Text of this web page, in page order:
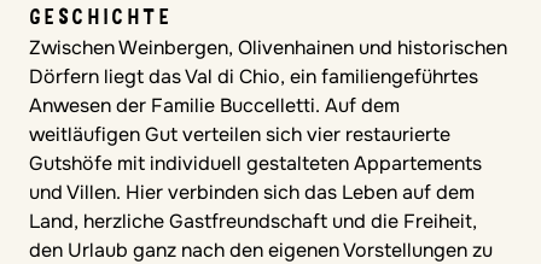
GESCHICHTE
Zwischen Weinbergen, Olivenhainen und historischen
Dörfern liegt das Val di Chio, ein familiengeführtes
Anwesen der Familie Buccelletti. Auf dem
weitläufigen Gut verteilen sich vier restaurierte
Gutshöfe mit individuell gestalteten Appartements
und Villen. Hier verbinden sich das Leben auf dem
Land, herzliche Gastfreundschaft und die Freiheit,
den Urlaub ganz nach den eigenen Vorstellungen zu